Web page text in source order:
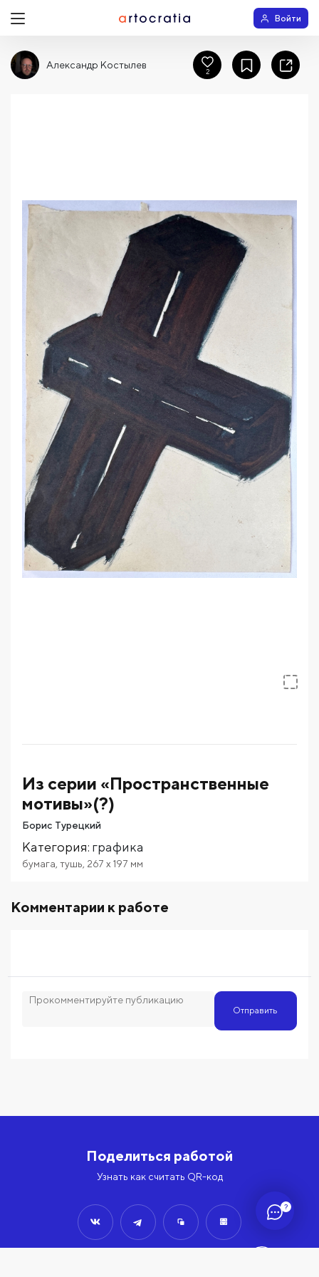
?
Войти
Из серии «Пространственные
мотивы»(?)
Борис Турецкий
Категория: графика
бумага тушь 267 x 197 мм
Комментарии к работе
Отправить
Александр Костылев
2
Поделиться работой
Узнать как считать QR-код